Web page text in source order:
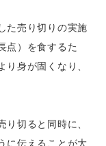
た売り切りの実施
点）を食するた
身が固くなり、
切ると同時に、
に伝えることが大